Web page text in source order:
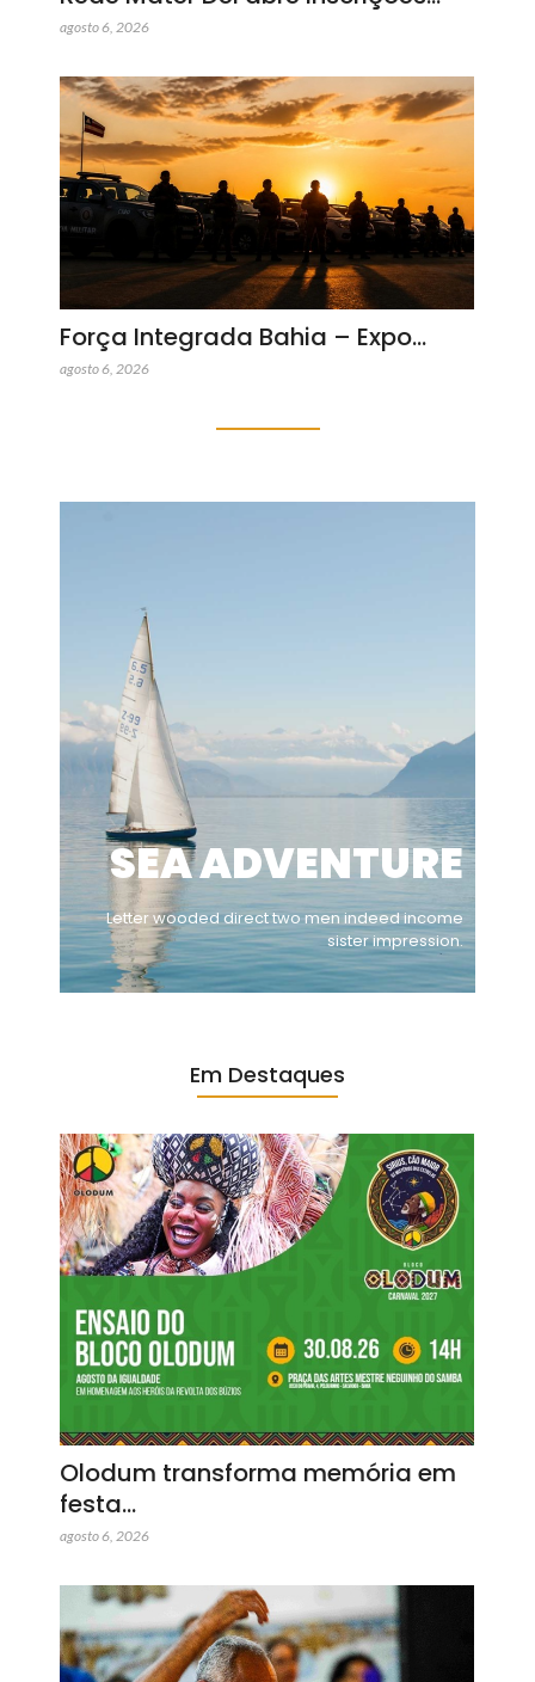
agosto 6, 2026
Força Integrada Bahia – Expo…
agosto 6, 2026
SEA ADVENTURE
Letter wooded direct two men indeed income
sister impression.
Em Destaques
Olodum transforma memória em
festa…
agosto 6, 2026